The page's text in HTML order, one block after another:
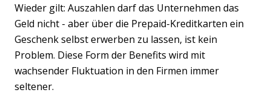
Wieder gilt: Auszahlen darf das Unternehmen das
Geld nicht - aber über die Prepaid-Kreditkarten ein
Geschenk selbst erwerben zu lassen, ist kein
Problem. Diese Form der Benefits wird mit
wachsender Fluktuation in den Firmen immer
seltener.